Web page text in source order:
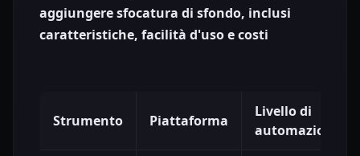
aggiungere sfocatura di sfondo, inclusi
caratteristiche, facilità d'uso e costi
Strumento Piattaforma
Livello di
automazione